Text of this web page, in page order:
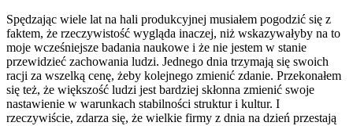
Spędzając wiele lat na hali produkcyjnej musiałem pogodzić się z
faktem, że rzeczywistość wygląda inaczej, niż wskazywałyby na to
moje wcześniejsze badania naukowe i że nie jestem w stanie
przewidzieć zachowania ludzi. Jednego dnia trzymają się swoich
racji za wszelką cenę, żeby kolejnego zmienić zdanie. Przekonałem
się też, że większość ludzi jest bardziej skłonna zmienić swoje
nastawienie w warunkach stabilności struktur i kultur. I
rzeczywiście, zdarza się, że wielkie firmy z dnia na dzień przestają